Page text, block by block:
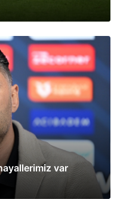
var